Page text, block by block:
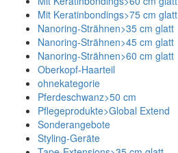
Mit Keratinbondings>75 cm glatt
Nanoring-Strähnen>35 cm glatt
Nanoring-Strähnen>45 cm glatt
Nanoring-Strähnen>60 cm glatt
Oberkopf-Haarteil
ohnekategorie
Pferdeschwanz>50 cm
Pflegeprodukte>Global Extend
Sonderangebote
Styling-Geräte